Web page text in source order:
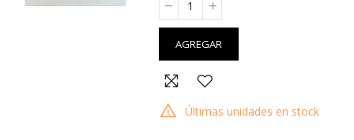
AGREGAR
Últimas unidades en stock